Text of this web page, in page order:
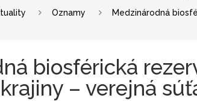
Oznamy Medzinárodná
biosférická
– verejná